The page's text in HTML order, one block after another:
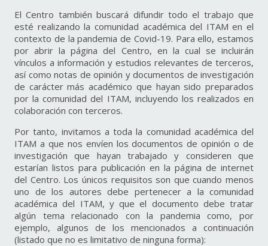
El Centro también buscará difundir todo el trabajo que
esté realizando la comunidad académica del ITAM en el
contexto de la pandemia de Covid-19. Para ello, estamos
por abrir la página del Centro, en la cual se incluirán
vínculos a información y estudios relevantes de terceros,
así como notas de opinión y documentos de investigación
de carácter más académico que hayan sido preparados
por la comunidad del ITAM, incluyendo los realizados en
colaboración con terceros.
Por tanto, invitamos a toda la comunidad académica del
ITAM a que nos envíen los documentos de opinión o de
investigación que hayan trabajado y consideren que
estarían listos para publicación en la página de internet
del Centro. Los únicos requisitos son que cuando menos
uno de los autores debe pertenecer a la comunidad
académica del ITAM, y que el documento debe tratar
algún tema relacionado con la pandemia como, por
ejemplo, algunos de los mencionados a continuación
(listado que no es limitativo de ninguna forma):